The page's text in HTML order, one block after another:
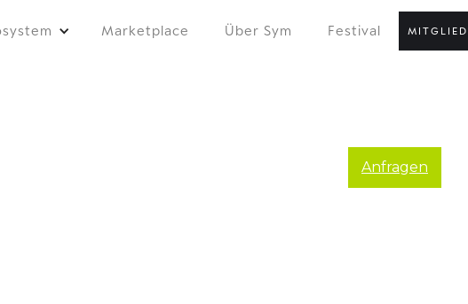
Marketplace Über Sym Festival
Anfragen